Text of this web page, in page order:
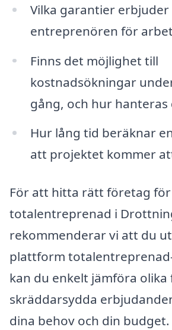
Vilka garantier erbjuder
entreprenören för
Finns det möjlighet till
kostnadsökningar
gång, och hur hanteras
Hur lång tid beräknar
att projektet kommer
För att hitta rätt företag för
totalentreprenad i
rekommenderar vi att du
plattform
kan du enkelt jämföra olika
skräddarsydda
dina behov och din